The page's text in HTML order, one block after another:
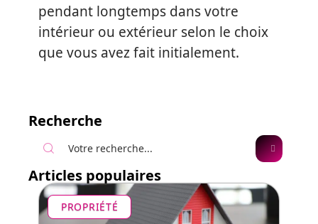
pendant longtemps dans votre
intérieur ou extérieur selon le choix
que vous avez fait initialement.
Recherche
Articles populaires
PROPRIÉTÉ